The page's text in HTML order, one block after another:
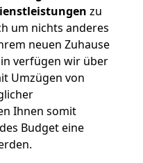
zu
um nichts anderes
neuen Zuhause
verfügen wir über
Umzügen von
Ihnen somit
Budget eine